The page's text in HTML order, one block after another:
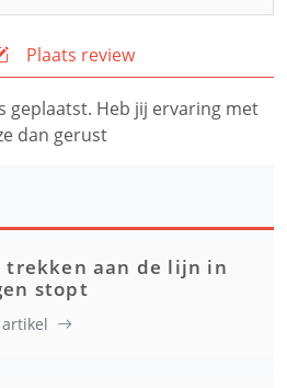
Plaats review
geplaatst. Heb jij ervaring met
dan gerust
trekken aan de lijn in
stopt